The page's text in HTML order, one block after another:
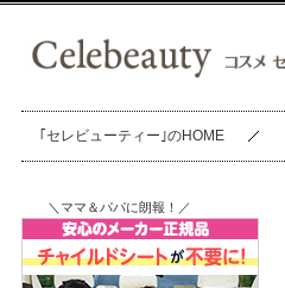
｢セレビューティー｣のHOME
＼ママ＆パパに朗報！／